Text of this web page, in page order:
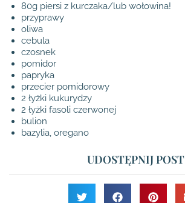
80g piersi z kurczaka/lub wołowina!
przyprawy
oliwa
cebula
czosnek
pomidor
papryka
przecier pomidorowy
2 łyżki kukurydzy
2 łyżki fasoli czerwonej
bulion
bazylia, oregano
UDOSTĘPNIJ POST